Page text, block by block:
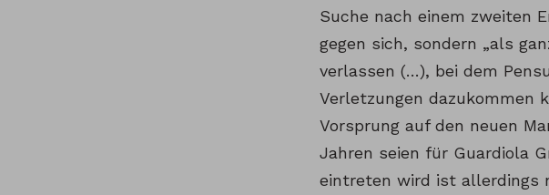
Suche nach einem zweiten
gegen sich, sondern „als
verlassen (…), bei dem
Verletzungen dazukommen
Vorsprung auf den neuen
Jahren seien für Guardiola
eintreten wird ist allerdings